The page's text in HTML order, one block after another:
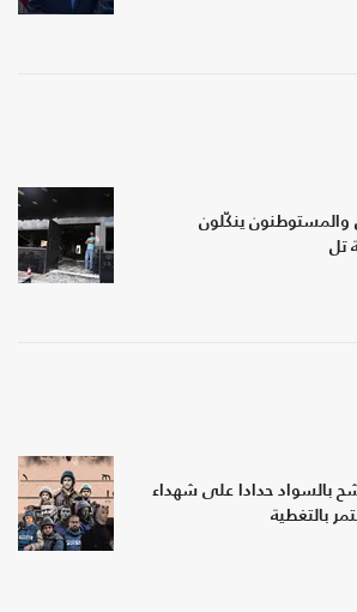
والمستوطنون ينكّلون
تل
تتشح بالسواد حدادا على شهداء
بالتغطية